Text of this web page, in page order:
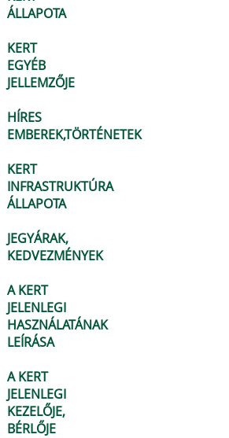
ÁLLAPOTA
KERT
EGYÉB
JELLEMZŐJE
HÍRES
EMBEREK,TÖRTÉNETEK
KERT
INFRASTRUKTÚRA
ÁLLAPOTA
JEGYÁRAK,
KEDVEZMÉNYEK
A KERT
JELENLEGI
HASZNÁLATÁNAK
LEÍRÁSA
A KERT
JELENLEGI
KEZELŐJE,
BÉRLŐJE